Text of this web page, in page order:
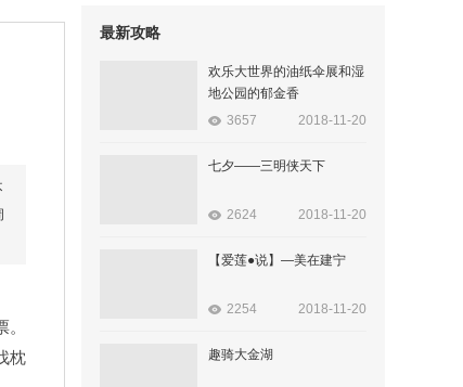
枕
最新攻略
欢乐大世界的油纸伞展和湿
地公园的郁金香
3657
2018-11-20
七夕——三明侠天下
2624 2018-11-20
【爱莲●说】—美在建宁
2254 2018-11-20
趣骑大金湖